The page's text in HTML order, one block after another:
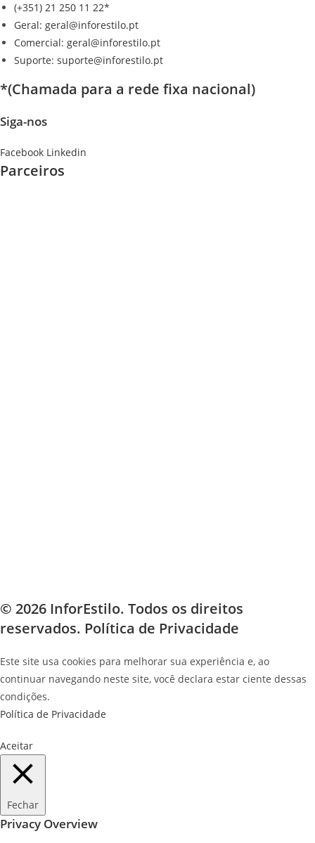
(+351) 21 250 11 22*
Geral: geral@inforestilo.pt
Comercial: geral@inforestilo.pt
Suporte: suporte@inforestilo.pt
*(Chamada para a rede fixa nacional)
Siga-nos
Facebook Linkedin
Parceiros
© 2026 InforEstilo. Todos os direitos
reservados. Política de Privacidade
Este site usa cookies para melhorar sua experiência e, ao
continuar navegando neste site, você declara estar ciente dessas
condições.
Política de Privacidade
Aceitar
Fechar
Privacy Overview